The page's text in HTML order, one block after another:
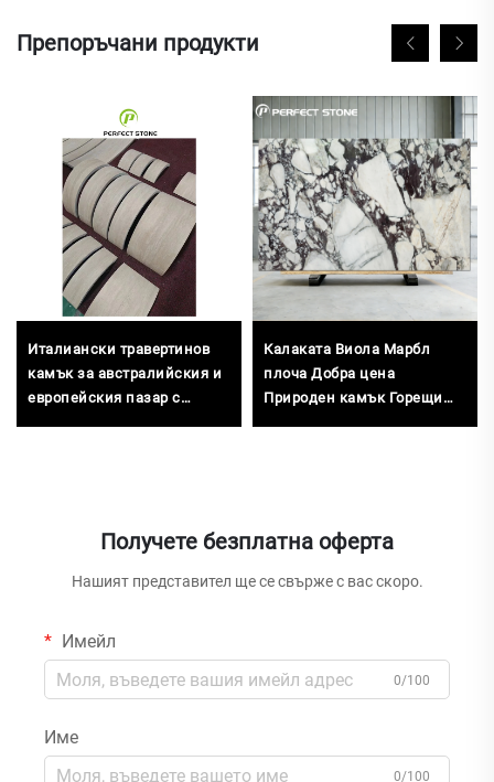
Препоръчани продукти
Италиански травертинов
камък за австралийския и
европейския пазар с
Калаката Виола Марбл
плоча Добра цена
Природен камък Горещи
Получете безплатна оферта
Нашият представител ще се свърже с вас скоро.
Имейл
0/100
Име
0/100